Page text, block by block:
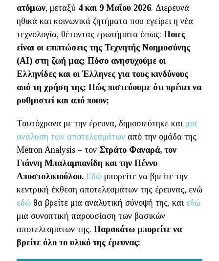
ατόμων, μεταξύ 4 και 9 Μαΐου 2026. Διερευνά
ηθικά και κοινωνικά ζητήματα που εγείρει η νέα
τεχνολογία, θέτοντας ερωτήματα όπως: Ποιες
είναι οι επιπτώσεις της Τεχνητής Νοημοσύνης
(ΑI) στη ζωή μας; Πόσο ανησυχούμε οι
Ελληνίδες και οι Έλληνες για τους κινδύνους
από τη χρήση της; Πώς πιστεύουμε ότι πρέπει να
ρυθμιστεί και από ποιον;
Ταυτόχρονα με την έρευνα, δημοσιεύτηκε και μια
ανάλυση των αποτελεσμάτωναπό την ομάδα της
Metron Analysis – τον Στράτο Φαναρά, τον
Γιάννη Μπαλαμπανίδη και την Πέννυ
Αποστολοπούλου. Εδώμπορείτε να βρείτε την
κεντρική έκθεση αποτελεσμάτων της έρευνας, ενώ
εδώθα βρείτε μια αναλυτική σύνοψή της, και εδώ
μια συνοπτική παρουσίαση των βασικών
αποτελεσμάτων της. Παρακάτω μπορείτε να
βρείτε όλο το υλικό της έρευνας: